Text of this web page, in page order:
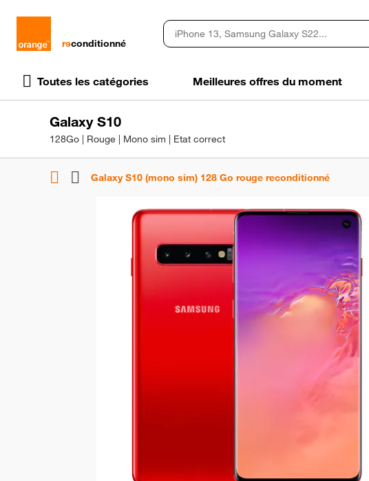
rɘconditionné
Toutes les catégories Meilleures offres du moment
Galaxy S10
128Go | Rouge | Mono sim | Etat correct
Galaxy S10 (mono sim) 128 Go rouge reconditionné